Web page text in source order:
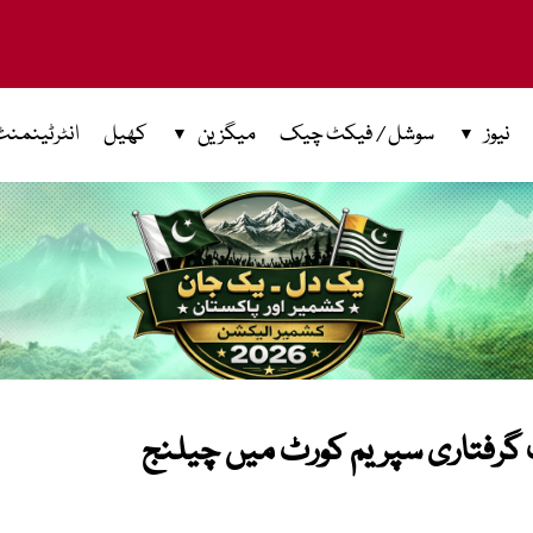
نیوز سوشل / فیکٹ چیک میگزین کھیل
سپریم کورٹ میں چیلنج